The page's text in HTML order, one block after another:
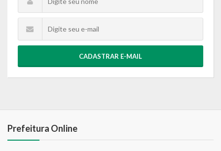
CADASTRAR E-MAIL
Prefeitura Online